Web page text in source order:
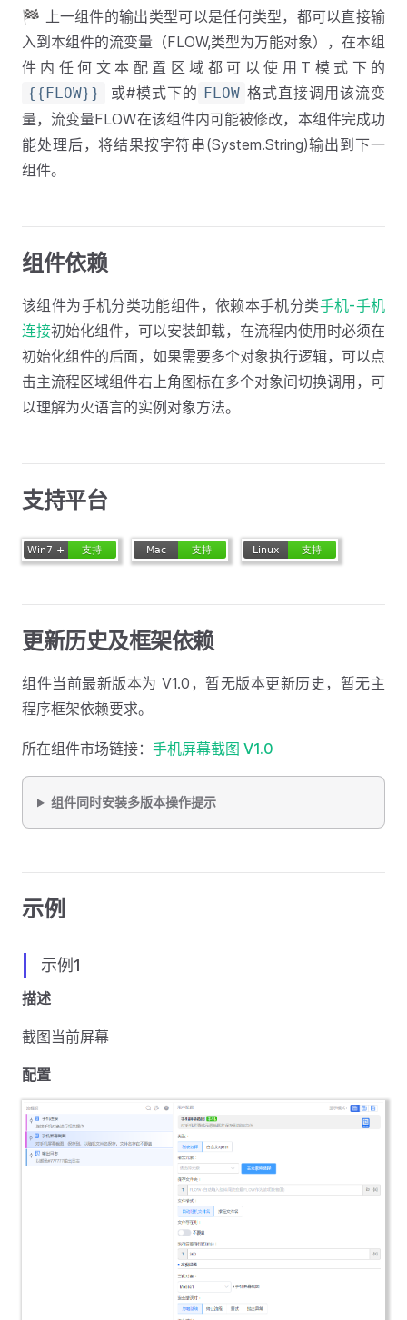
🏁 上一组件的输出类型可以是任何类型，都可以直接输
入到本组件的流变量（FLOW,类型为万能对象），在本组
件内任何文本配置区域都可以使用T模式下的
{{FLOW}} 或#模式下的 FLOW 格式直接调用该流变
量，流变量FLOW在该组件内可能被修改，本组件完成功
能处理后，将结果按字符串(System.String)输出到下一
组件。
组件依赖
该组件为手机分类功能组件，依赖本手机分类手机-手机
连接初始化组件，可以安装卸载，在流程内使用时必须在
初始化组件的后面，如果需要多个对象执行逻辑，可以点
击主流程区域组件右上角图标在多个对象间切换调用，可
以理解为火语言的实例对象方法。
支持平台
更新历史及框架依赖
组件当前最新版本为 V1.0，暂无版本更新历史，暂无主
程序框架依赖要求。
所在组件市场链接： 手机屏幕截图 V1.0
组件同时安装多版本操作提示
示例
示例1
描述
截图当前屏幕
配置